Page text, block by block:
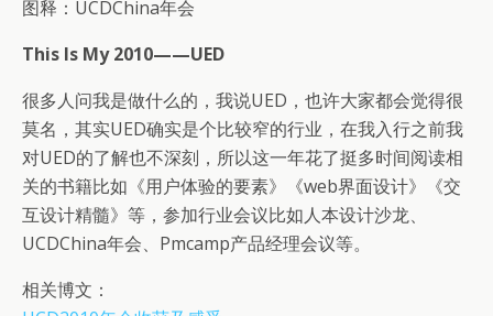
图释：UCDChina年会
This Is My 2010——UED
很多人问我是做什么的，我说UED，也许大家都会觉得很
莫名，其实UED确实是个比较窄的行业，在我入行之前我
对UED的了解也不深刻，所以这一年花了挺多时间阅读相
关的书籍比如《用户体验的要素》《web界面设计》《交
互设计精髓》等，参加行业会议比如人本设计沙龙、
UCDChina年会、Pmcamp产品经理会议等。
相关博文：